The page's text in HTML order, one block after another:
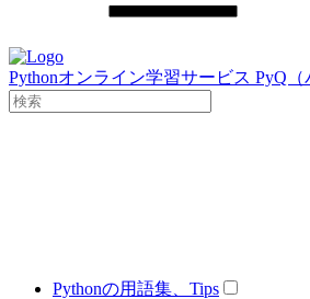
Pythonオンライン学習サービス PyQ
Pythonの用語集、Tips